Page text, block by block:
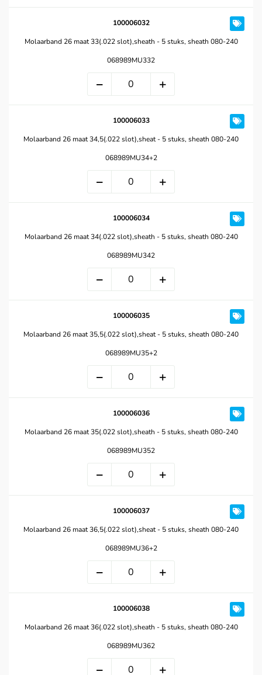
100006032
Molaarband 26 maat 33(.022 slot),sheath - 5 stuks, sheath 080-240
068989MU332
100006033
Molaarband 26 maat 34,5(.022 slot),sheat - 5 stuks, sheath 080-240
068989MU34+2
100006034
Molaarband 26 maat 34(.022 slot),sheath - 5 stuks, sheath 080-240
068989MU342
100006035
Molaarband 26 maat 35,5(.022 slot),sheat - 5 stuks, sheath 080-240
068989MU35+2
100006036
Molaarband 26 maat 35(.022 slot),sheath - 5 stuks, sheath 080-240
068989MU352
100006037
Molaarband 26 maat 36,5(.022 slot),sheat - 5 stuks, sheath 080-240
068989MU36+2
100006038
Molaarband 26 maat 36(.022 slot),sheath - 5 stuks, sheath 080-240
068989MU362